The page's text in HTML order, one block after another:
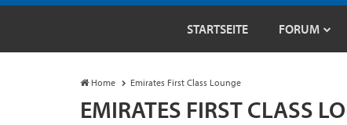
STARTSEITE FORUM
Home Emirates First Class Lounge
EMIRATES FIRST CLASS